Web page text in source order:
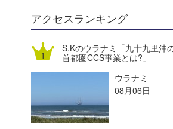
DELTA FORCE SURF
熊谷素子
進士剛光
植村未来
大野”MAR”修聖
Aichan
ECE
H
アクセスランキング
S.Kのウラナミ「九十九里沖
首都圏CCS事業とは?」
ウラナミ
08月06日